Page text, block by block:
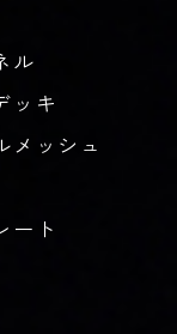
ル
ッキ
メッシュ
ート